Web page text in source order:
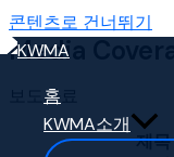
콘텐츠로 건너뛰기
홈
KWMA소개
Media
보도자료
제목